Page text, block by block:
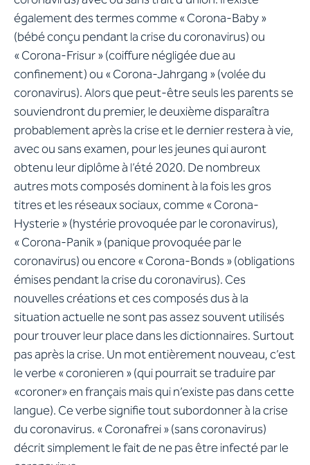
également des termes comme « Corona-Baby »
(bébé conçu pendant la crise du coronavirus) ou
« Corona-Frisur » (coiffure négligée due au
confinement) ou « Corona-Jahrgang » (volée du
coronavirus). Alors que peut-être seuls les parents se
souviendront du premier, le deuxième disparaîtra
probablement après la crise et le dernier restera à vie,
avec ou sans examen, pour les jeunes qui auront
obtenu leur diplôme à l’été 2020. De nombreux
autres mots composés dominent à la fois les gros
titres et les réseaux sociaux, comme « Corona-
Hysterie » (hystérie provoquée par le coronavirus),
« Corona-Panik » (panique provoquée par le
coronavirus) ou encore « Corona-Bonds » (obligations
émises pendant la crise du coronavirus). Ces
nouvelles créations et ces composés dus à la
situation actuelle ne sont pas assez souvent utilisés
pour trouver leur place dans les dictionnaires. Surtout
pas après la crise. Un mot entièrement nouveau, c’est
le verbe « coronieren » (qui pourrait se traduire par
«coroner» en français mais qui n’existe pas dans cette
langue). Ce verbe signifie tout subordonner à la crise
du coronavirus. « Coronafrei » (sans coronavirus)
décrit simplement le fait de ne pas être infecté par le